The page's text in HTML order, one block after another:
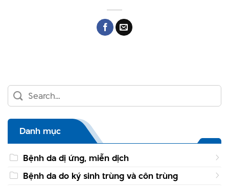
Danh mục
Bệnh da dị ứng, miễn dịch
Bệnh da do ký sinh trùng và côn trùng